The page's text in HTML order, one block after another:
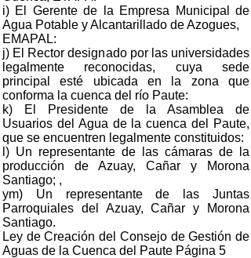
i) El Gerente de la Empresa Municipal de
Agua Potable y Alcantarillado de Azogues,
EMAPAL:
j) El Rector designado por las universidades
legalmente reconocidas, cuya sede
principal esté ubicada en la zona que
conforma la cuenca del río Paute:
k) El Presidente de la Asamblea de
Usuarios del Agua de la cuenca del Paute,
que se encuentren legalmente constituidos:
l) Un representante de las cámaras de la
producción de Azuay, Cañar y Morona
Santiago; ,
ym) Un representante de las Juntas
Parroquiales del Azuay, Cañar y Morona
Santiago.
Ley de Creación del Consejo de Gestión de
Aguas de la Cuenca del Paute Página 5